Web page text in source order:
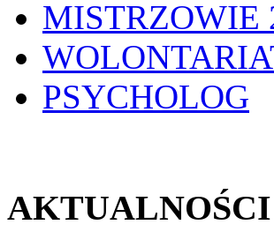
MISTRZOWIE
PSYCHOLOG
AKTUALNOŚCI